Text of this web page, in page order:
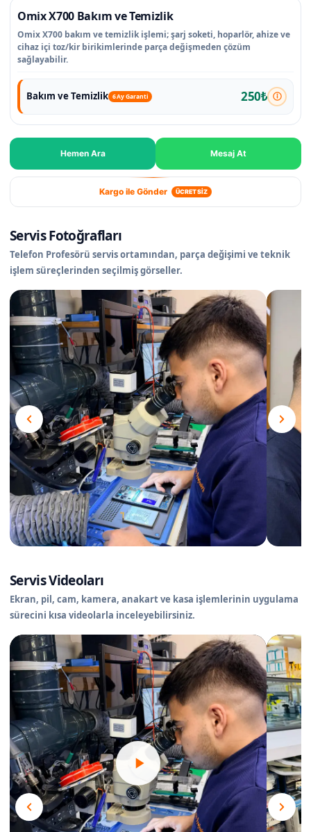
Omix X700 Bakım ve Temizlik
Omix X700 bakım ve temizlik işlemi; şarj soketi, hoparlör, ahize ve
cihaz içi toz/kir birikimlerinde parça değişmeden çözüm
sağlayabilir.
Bakım ve Temizlik 6 Ay Garanti 250₺
Hemen Ara Mesaj At
Kargo ile Gönder ÜCRETSİZ
Servis Fotoğrafları
Telefon Profesörü servis ortamından, parça değişimi ve teknik
işlem süreçlerinden seçilmiş görseller.
Servis Videoları
Ekran, pil, cam, kamera, anakart ve kasa işlemlerinin uygulama
sürecini kısa videolarla inceleyebilirsiniz.